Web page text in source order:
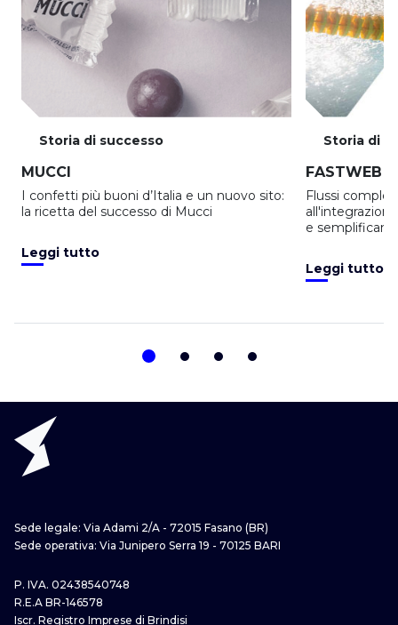
Storia di successo
MUCCI
I confetti più buoni d’Italia e un nuovo sito:
la ricetta del successo di Mucci
Leggi tutto
Storia di
FASTWEB
Flussi
e
Leggi tutto
Sede legale: Via Adami 2/A - 72015 Fasano (BR)
Sede operativa: Via Junipero Serra 19 - 70125 BARI
P. IVA. 02438540748
R.E.A BR-146578
Iscr. Registro Imprese di Brindisi